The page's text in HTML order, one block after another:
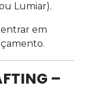
Lumiar).
entrar em
–